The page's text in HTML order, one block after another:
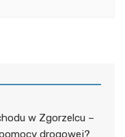
w Zgorzelcu –
drogowej?